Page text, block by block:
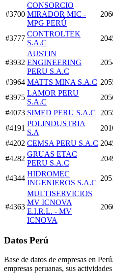
#3700
CONSORCIO
MIRADOR MIC -
MPG PERÚ
#3777
CONTROLTEK
S.A.C
#3932
AUSTIN
ENGINEERING
PERU S.A.C
#3964 MATTS MINA S.A.C
#3975
LAMOR PERU
S.A.C
#4073 SIMED PERU S.A.C
#4191
POLINDUSTRIA
S.A
#4202 CEMSA PERU S.A.C
#4282
GRUAS ETAC
PERU S.A.C
#4344
HIDROMEC
INGENIEROS S.A.C
#4363
MULTISERVICIOS
MV ICNOVA
E.I.R.L. - MV
ICNOVA
Datos Perú
Base de datos de empresas en
empresas peruanas, sus